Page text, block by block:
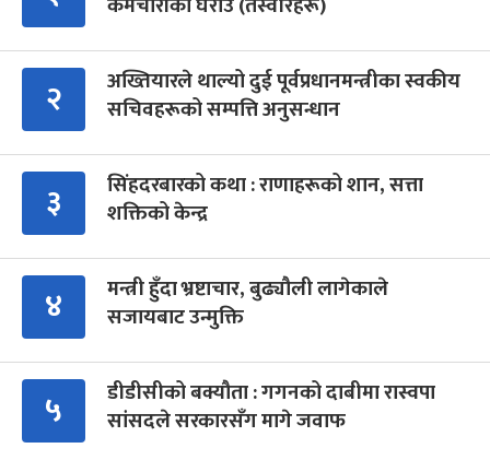
२
अख्तियारले थाल्यो दुई पूर्वप्रधानमन्त्रीका स्वकीय
सचिवहरूको सम्पत्ति अनुसन्धान
३
सिंहदरबारको कथा : राणाहरूको शान, सत्ता
शक्तिको केन्द्र
४
मन्त्री हुँदा भ्रष्टाचार, बुढ्यौली लागेकाले
सजायबाट उन्मुक्ति
५
डीडीसीको बक्यौता : गगनको दाबीमा रास्वपा
सांसदले सरकारसँग मागे जवाफ